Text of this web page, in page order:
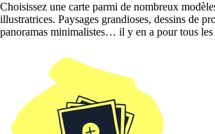
Choisissez une carte parmi de nombreux
illustratrices. Paysages grandioses, dessins de
panoramas minimalistes… il y en a pour tous les